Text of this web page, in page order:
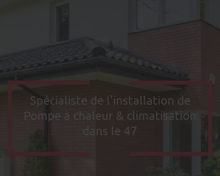
Spécialiste de l'installation de
Pompe à chaleur & climatisation
dans le 47